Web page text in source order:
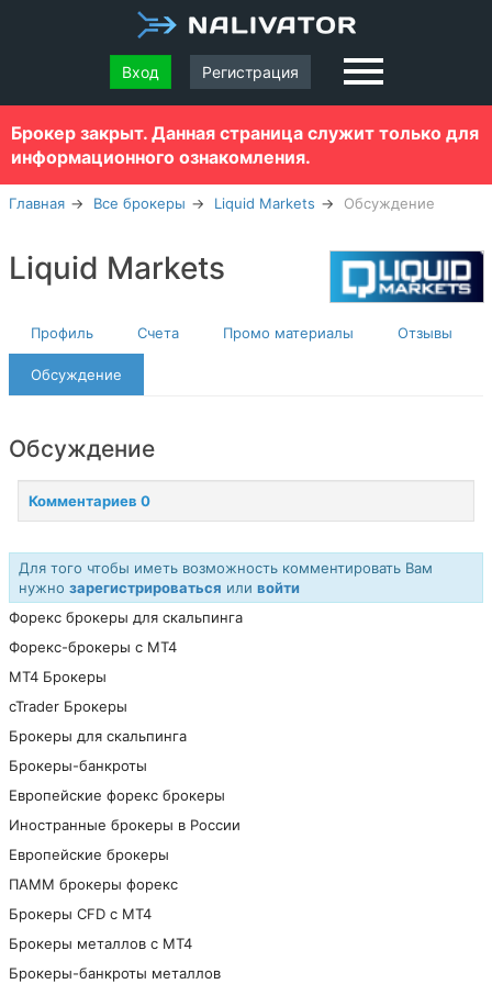
Вход Регистрация
Брокер закрыт. Данная страница служит только для
информационного ознакомления.
Главная Все брокеры Liquid Markets Обсуждение
Liquid Markets
Профиль Счета Промо материалы Отзывы
Обсуждение
Обсуждение
Комментариев 0
Для того чтобы иметь возможность комментировать Вам
нужно зарегистрироваться или войти
Форекс брокеры для скальпинга
Форекс-брокеры с MT4
МТ4 Брокеры
cTrader Брокеры
Брокеры для скальпинга
Брокеры-банкроты
Европейские форекс брокеры
Иностранные брокеры в России
Европейские брокеры
ПАММ брокеры форекс
Брокеры CFD с МТ4
Брокеры металлов с МТ4
Брокеры-банкроты металлов